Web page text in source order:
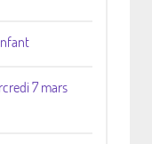
7 mars